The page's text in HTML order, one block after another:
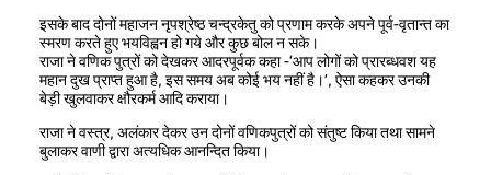
इसके बाद दोनों महाजन नृपश्रेष्ठ चन्द्रकेतु को प्रणाम करके अपने पूर्व-वृतान्त का
स्मरण करते हुए भयविह्वन हो गये और कुछ बोल न सके।
राजा ने वणिक पुत्रों को देखकर आदरपूर्वक कहा -‘आप लोगों को प्रारब्धवश यह
महान दुख प्राप्त हुआ है, इस समय अब कोई भय नहीं है।’, ऐसा कहकर उनकी
बेड़ी खुलवाकर क्षौरकर्म आदि कराया।
राजा ने वस्त्र, अलंकार देकर उन दोनों वणिकपुत्रों को संतुष्ट किया तथा सामने
बुलाकर वाणी द्वारा अत्यधिक आनन्दित किया।